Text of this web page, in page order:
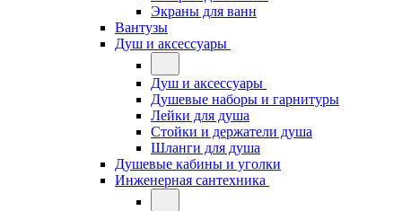
Экраны для ванн
Вантузы
Душ и аксессуары
Душ и аксессуары
Душевые наборы и гарнитуры
Лейки для душа
Стойки и держатели душа
Шланги для душа
Душевые кабины и уголки
Инженерная сантехника